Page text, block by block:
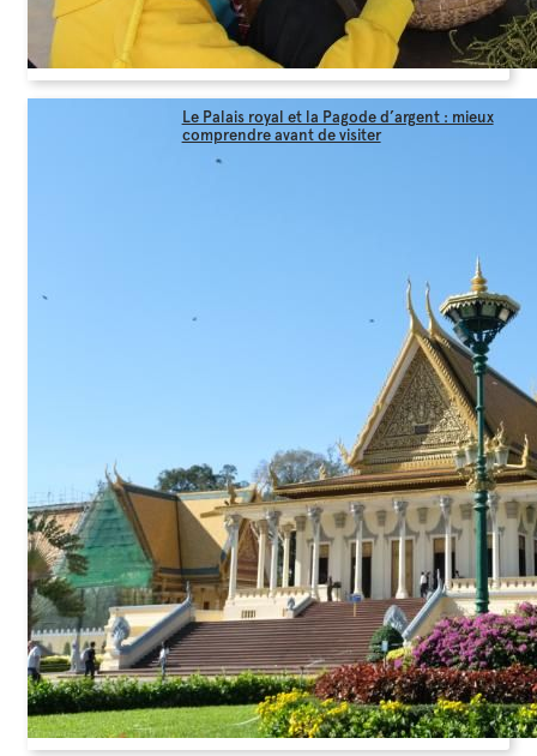
Le Palais royal et la Pagode d’argent : mieux
comprendre avant de visiter